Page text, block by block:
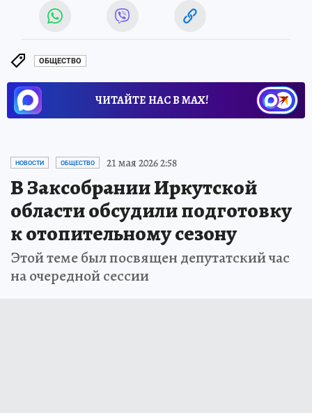
ОБЩЕСТВО
ЧИТАЙТЕ НАС В МАХ!
НОВОСТИ ОБЩЕСТВО 21 мая 2026 2:58
В Заксобрании Иркутской
области обсудили подготовку
к отопительному сезону
Этой теме был посвящен депутатский час
на очередной сессии